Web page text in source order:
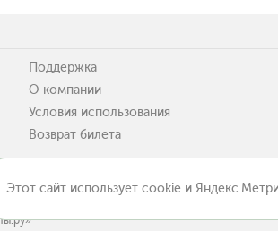
Этот сайт использует cookie и
Поддержка
О компании
Условия использования
Возврат билета